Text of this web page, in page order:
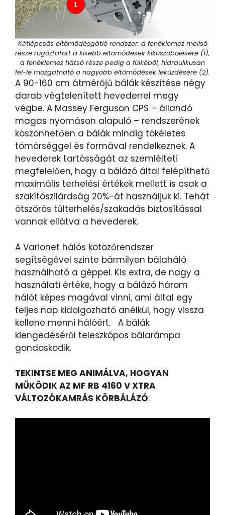
Kétlépcsős eltömődésgátló rendszer: a fenéklemez mellső
része rugóztatott a kisebb eltömődések kiküszöbölésére (1),
a fenéklemez hátsó része pedig a fülkéből, hidraulikusan
fel-le mozgatható a nagyobb eltömődések leküzdésére (2).
A 90-160 cm átmérőjű bálák készítése négy
darab végtelenített hevederrel megy
végbe. A Massey Ferguson CPS – állandó
magas nyomáson alapuló – rendszerének
köszönhetően a bálák mindig tökéletes
tömörséggel és formával rendelkeznek. A
hevederek tartósságát az szemlélteti
megfelelően, hogy a bálázó által felépíthető
maximális terhelési értékek mellett is csak a
szakítószilárdság 20%-át használjuk ki. Tehát
ötszörös túlterhelés/szakadás biztosítással
vannak ellátva a hevederek.
A Varionet hálós kötözőrendszer
segítségével szinte bármilyen bálaháló
használható a géppel. Kis extra, de nagy a
használati értéke, hogy a bálázó három
hálót képes magával vinni, ami által egy
teljes nap kidolgozható anélkül, hogy vissza
kellene menni hálóért. A bálák
kiengedéséről teleszkópos bálarámpa
gondoskodik.
TEKINTSE MEG ANIMÁLVA, HOGYAN
MŰKÖDIK AZ MF RB 4160 V XTRA
VÁLTOZÓKAMRÁS KÖRBÁLÁZÓ: